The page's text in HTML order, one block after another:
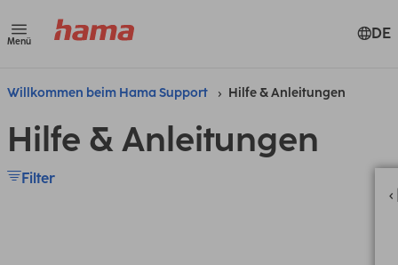
Menü DE
Willkommen beim Hama Support Hilfe & Anleitungen
Hilfe & Anleitungen
Filter